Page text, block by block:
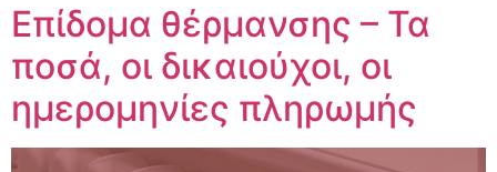
Επίδομα θέρμανσης – Τα
ποσά, οι δικαιούχοι, οι
ημερομηνίες πληρωμής